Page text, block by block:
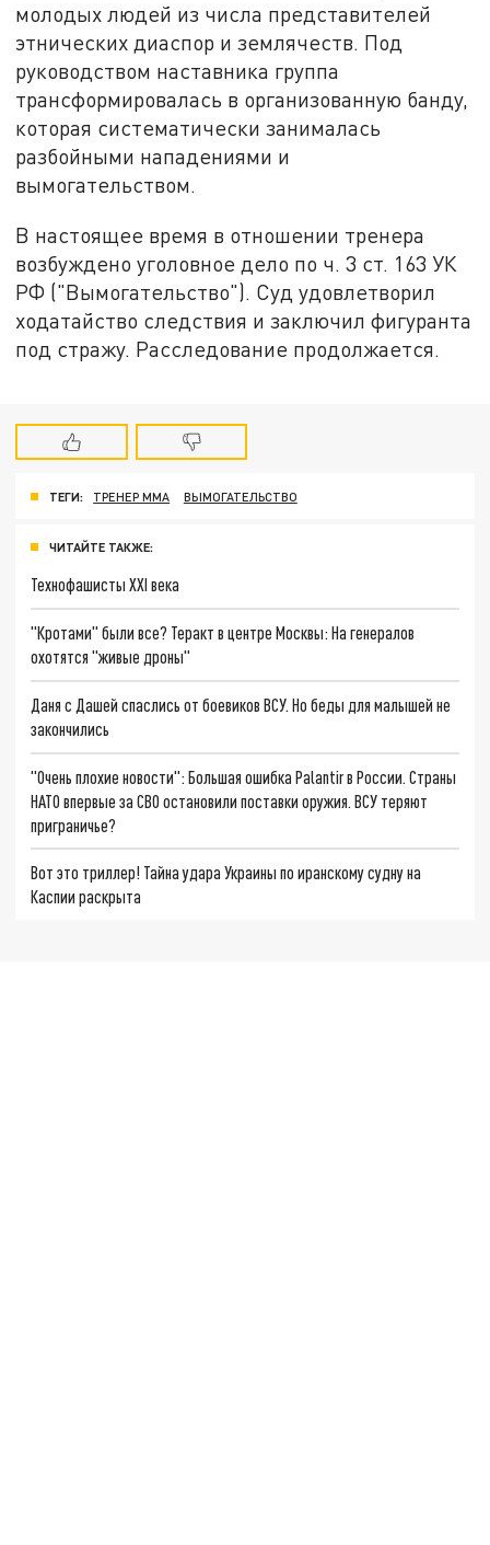
молодых людей из числа представителей
этнических диаспор и землячеств. Под
руководством наставника группа
трансформировалась в организованную банду,
которая систематически занималась
разбойными нападениями и
вымогательством.
В настоящее время в отношении тренера
возбуждено уголовное дело по ч. 3 ст. 163 УК
РФ ("Вымогательство"). Суд удовлетворил
ходатайство следствия и заключил фигуранта
под стражу. Расследование продолжается.
ТЕГИ: ТРЕНЕР ММА ВЫМОГАТЕЛЬСТВО
ЧИТАЙТЕ ТАКЖЕ:
Технофашисты XXI века
"Кротами" были все? Теракт в центре Москвы: На генералов
охотятся "живые дроны"
Даня с Дашей спаслись от боевиков ВСУ. Но беды для малышей не
закончились
"Очень плохие новости": Большая ошибка Palantir в России. Страны
НАТО впервые за СВО остановили поставки оружия. ВСУ теряют
приграничье?
Вот это триллер! Тайна удара Украины по иранскому судну на
Каспии раскрыта